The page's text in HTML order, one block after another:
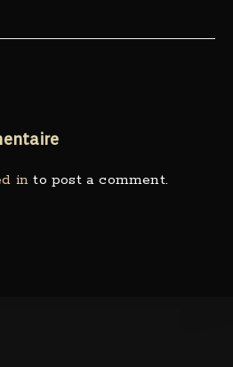
in to post a comment.